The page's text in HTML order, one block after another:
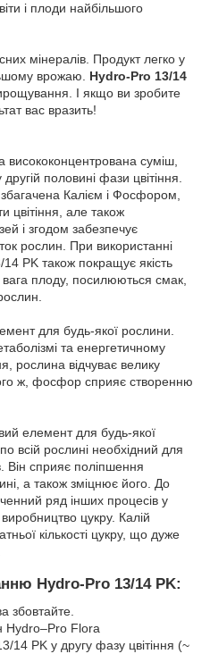
і плоди найбільшого
мінералів. Продукт легко у
врожаю. Hydro-Pro 13/14
І якщо ви зробите
вас вразить!
висококонцентрована суміш,
половині фази цвітіння.
Калієм і Фосфором,
цвітіння, але також
і згодом забезпечує
рослин. При використанні
PK також покращує якість
вага плоду, посилюються смак,
для будь-якої рослини.
та енергетичному
рослина відчуває велику
ж, фосфор сприяє створенню
елемент для будь-якої
всій рослині необхідний для
Він сприяє поліпшення
а також зміцнює його. До
ряд інших процесів у
цукру. Калій
кількості цукру, що дуже
Hydro-Pro 13/14 PK:
збовтайте.
Hydro–Pro Flora
PK у другу фазу цвітіння (~